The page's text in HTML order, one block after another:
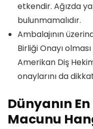
etkendir. Ağızda
bulunmamalıdır.
Ambalajının
Birliği Onayı
Amerikan Diş
onaylarını da
Dünyanın
Macunu